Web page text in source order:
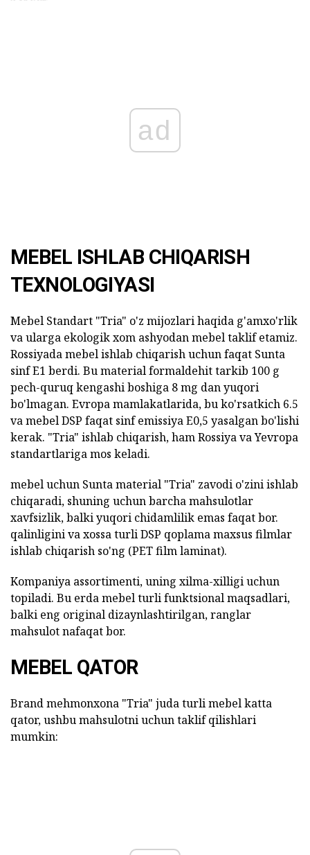
ad
MEBEL ISHLAB CHIQARISH
TEXNOLOGIYASI
Mebel Standart "Tria" o'z mijozlari haqida g'amxo'rlik
va ularga ekologik xom ashyodan mebel taklif etamiz.
Rossiyada mebel ishlab chiqarish uchun faqat Sunta
sinf E1 berdi. Bu material formaldehit tarkib 100 g
pech-quruq kengashi boshiga 8 mg dan yuqori
bo'lmagan. Evropa mamlakatlarida, bu ko'rsatkich 6.5
va mebel DSP faqat sinf emissiya E0,5 yasalgan bo'lishi
kerak. "Tria" ishlab chiqarish, ham Rossiya va Yevropa
standartlariga mos keladi.
mebel uchun Sunta material "Tria" zavodi o'zini ishlab
chiqaradi, shuning uchun barcha mahsulotlar
xavfsizlik, balki yuqori chidamlilik emas faqat bor.
qalinligini va xossa turli DSP qoplama maxsus filmlar
ishlab chiqarish so'ng (PET film laminat).
Kompaniya assortimenti, uning xilma-xilligi uchun
topiladi. Bu erda mebel turli funktsional maqsadlari,
balki eng original dizaynlashtirilgan, ranglar
mahsulot nafaqat bor.
MEBEL QATOR
Brand mehmonxona "Tria" juda turli mebel katta
qator, ushbu mahsulotni uchun taklif qilishlari
mumkin: